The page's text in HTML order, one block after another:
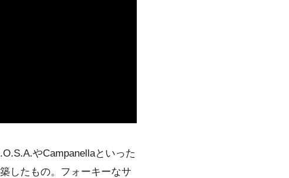
やCampanellaといった
したもの。フォーキーなサ